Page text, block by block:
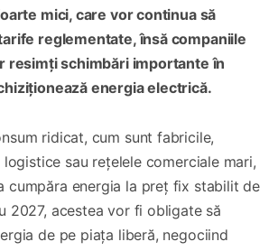
mici, care vor continua să
reglementate, însă companiile
resimți schimbări importante în
energia electrică.
ridicat, cum sunt fabricile,
logistice sau rețelele comerciale mari,
cumpăra energia la preț fix stabilit de
2027, acestea vor fi obligate să
de pe piața liberă, negociind